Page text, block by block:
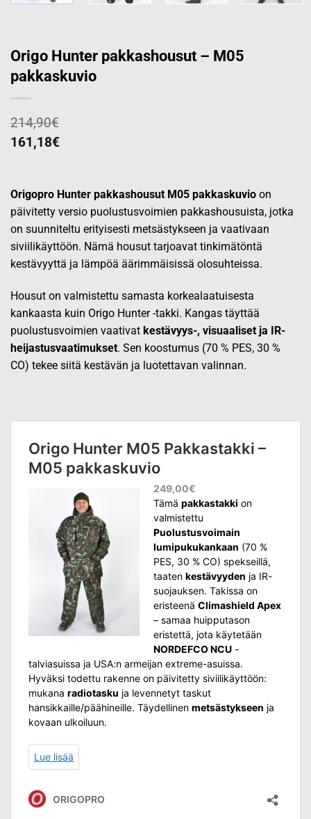
Origo Hunter pakkashousut – M05
pakkaskuvio
214,90€
161,18€
Origopro Hunter pakkashousut M05 pakkaskuvio on
päivitetty versio puolustusvoimien pakkashousuista, jotka
on suunniteltu erityisesti metsästykseen ja vaativaan
siviilikäyttöön. Nämä housut tarjoavat tinkimätöntä
kestävyyttä ja lämpöä äärimmäisissä olosuhteissa.
Housut on valmistettu samasta korkealaatuisesta
kankaasta kuin Origo Hunter -takki. Kangas täyttää
puolustusvoimien vaativat kestävyys-, visuaaliset ja IR-
heijastusvaatimukset. Sen koostumus (70 % PES, 30 %
CO) tekee siitä kestävän ja luotettavan valinnan.